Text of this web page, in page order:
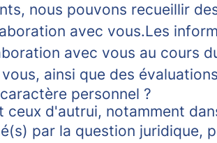
nous pouvons recueillir
avec vous.Les
avec vous au cours
ainsi que des
personnel ?
d'autrui, notamment
par la question